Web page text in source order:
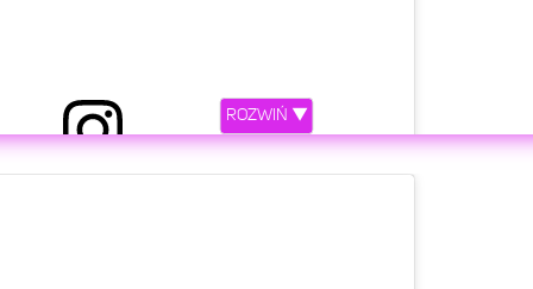
przez joanna opozda (@asiaopozda)
ROZWIŃ ▼